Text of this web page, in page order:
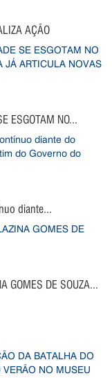
AÇÃO
ESGOTAM NO...
diante...
GOMES DE SOUZA...